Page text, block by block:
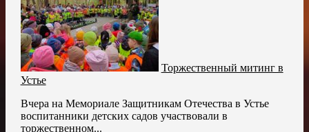
Торжественный митинг в
Устье
Вчера на Мемориале Защитникам Отечества в Устье
воспитанники детских садов участвовали в
торжественном...